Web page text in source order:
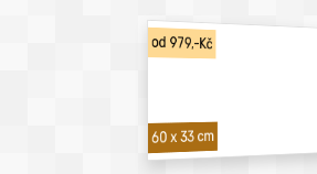
od 979,-Kč
60 x 33 cm